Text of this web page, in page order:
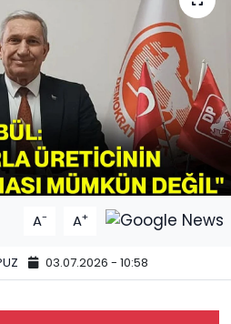
A- A+
03.07.2026 - 10:58